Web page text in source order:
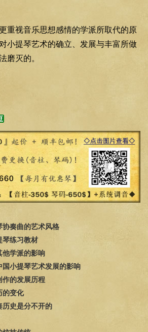
重视音乐思想感情的学派所取代的原
小提琴艺术的确立、发展与丰富所做
磨灭的。
协奏曲的艺术风格
琴练习教材
他学派的影响
小提琴艺术发展的影响
作的发展历程
的变化
历史是分不开的